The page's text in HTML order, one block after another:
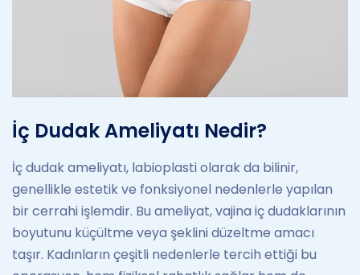
İç Dudak Ameliyatı Nedir?
İç dudak ameliyatı, labioplasti olarak da bilinir,
genellikle estetik ve fonksiyonel nedenlerle yapılan
bir cerrahi işlemdir. Bu ameliyat, vajina iç dudaklarının
boyutunu küçültme veya şeklini düzeltme amacı
taşır. Kadınların çeşitli nedenlerle tercih ettiği bu